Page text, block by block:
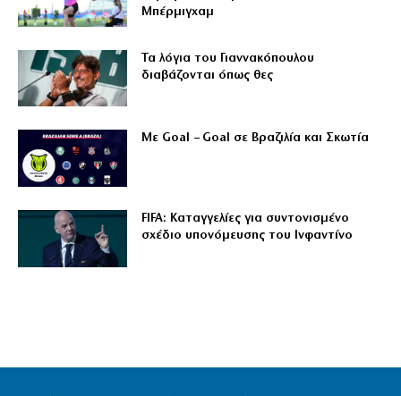
Μπέρμιγχαμ
Τα λόγια του Γιαννακόπουλου
διαβάζονται όπως θες
Με Goal – Goal σε Βραζιλία και Σκωτία
FIFA: Καταγγελίες για συντονισμένο
σχέδιο υπονόμευσης του Ινφαντίνο